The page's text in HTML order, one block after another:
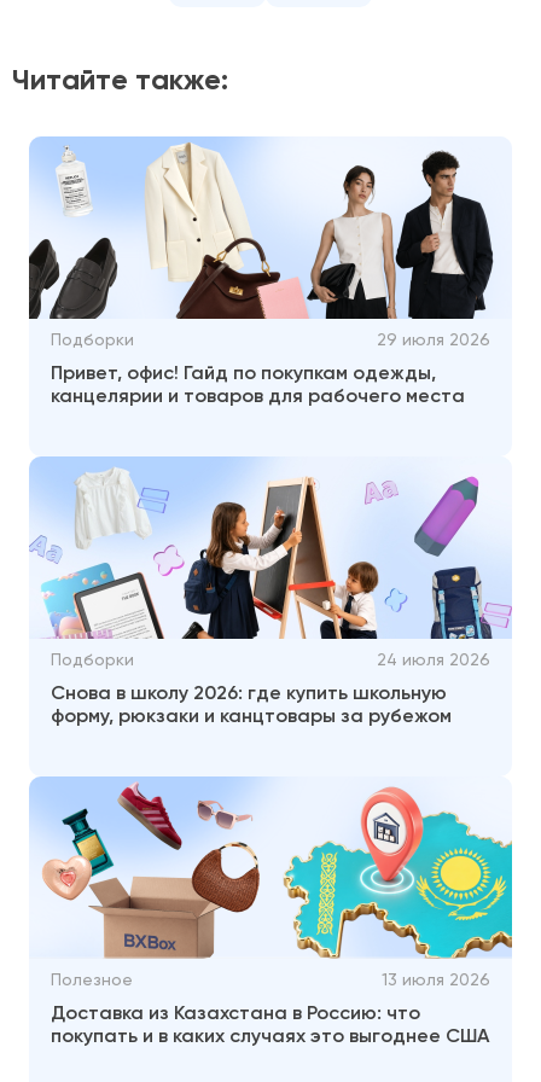
Читайте также:
Подборки 29 июля 2026
Привет, офис! Гайд по покупкам одежды,
канцелярии и товаров для рабочего места
Подборки 24 июля 2026
Снова в школу 2026: где купить школьную
форму, рюкзаки и канцтовары за рубежом
Полезное 13 июля 2026
Доставка из Казахстана в Россию: что
покупать и в каких случаях это выгоднее США